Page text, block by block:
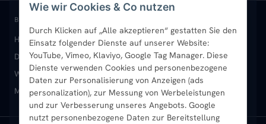
Wie wir Cookies & Co nutzen
Durch Klicken auf „Alle akzeptieren“ gestatten Sie den
Einsatz folgender Dienste auf unserer Website:
YouTube, Vimeo, Klaviyo, Google Tag Manager. Diese
Dienste verwenden Cookies und personenbezogene
Daten zur Personalisierung von Anzeigen (ads
personalization), zur Messung von Werbeleistungen
und zur Verbesserung unseres Angebots. Google
nutzt personenbezogene Daten zur Bereitstellung
Paneelheizkörper
Vertikal-Heizkörper
Heizkörper-Zubehör
Rückgabe & Widerruf
Garantie & Gewährleistung
Montageservice vor Ort
Sendung verfolgen
Standort & Abholung Jüchen
B2B-Kunden
Karriere
Ratgeber
Anmelden / Mein Konto
Merkliste
Newsletter
Aktuelle Angebote
BELIEBTE KATEGORIEN
Heizkörper kaufenBadheizkörperHandtuchheizkörper
Design-HeizkörperPaneelheizkörperVertikal-Heizkörper
Wandheizkörper Wohnraum-Heizkörper Badheizkörper Schwarz
Mischbetrieb-HeizkörperHeizkörper-ZubehörAktuelle Angebote